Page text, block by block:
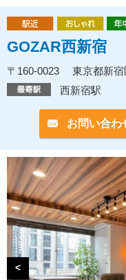
GOZAR西新宿
〒160-0023 東京都新
西新宿駅
お問い合わ
<